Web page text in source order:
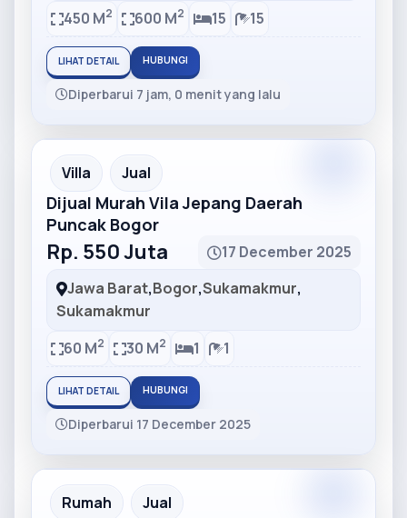
450 M2 600 M2 15 15
LIHAT DETAIL HUBUNGI
Diperbarui 7 jam, 0 menit yang lalu
Partner Ad
Villa Jual
Dijual Murah Vila Jepang Daerah
Puncak Bogor
Rp. 550 Juta
17 December 2025
Jawa Barat,Bogor,Sukamakmur,
Sukamakmur
60 M2 30 M2 1 1
LIHAT DETAIL HUBUNGI
Diperbarui 17 December 2025
Partner Ad
Rumah Jual